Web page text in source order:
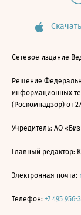
Сетевое издание
Решение
информационных
(Роскомнадзор) от
Учредитель: АО
Главный редактор:
Электронная почта:
Телефон: +7 495 956-